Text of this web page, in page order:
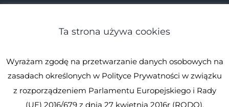
Ta strona używa cookies
Wyrażam zgodę na przetwarzanie danych osobowych na
zasadach określonych w Polityce Prywatności w związku
z rozporządzeniem Parlamentu Europejskiego i Rady
(UE) 2016/679 z dnia 27 kwietnia 2016r (RODO).